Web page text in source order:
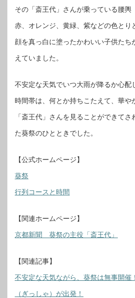
その「斎王代」さんが乗っている腰輿
赤、オレンジ、黄緑、紫などの色とり
顔を真っ白に塗ったかわいい子供たち
えていました。
不安定な天気でいつ大雨が降るか心配
時間帯は、何とか持ちこたえて、華や
「斎王代」さんを見ることができて
た葵祭のひとときでした。
【公式ホームページ】
葵祭
行列コースと時間
【関連ホームページ】
京都新聞 葵祭の主役「斎王代」
【関連記事】
不安定な天気ながら、葵祭は無事開催
（ぎっしゃ）が出発！